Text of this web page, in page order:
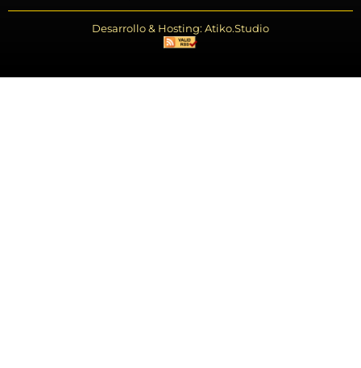
Desarrollo & Hosting: Atiko.Studio